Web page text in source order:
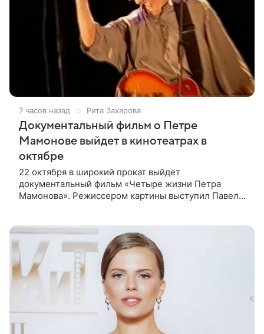
7 часов назад Рита Захарова
Документальный фильм о Петре
Мамонове выйдет в кинотеатрах в
октябре
22 октября в широкий прокат выйдет
документальный фильм «Четыре жизни Петра
Мамонова». Режиссером картины выступил Павел